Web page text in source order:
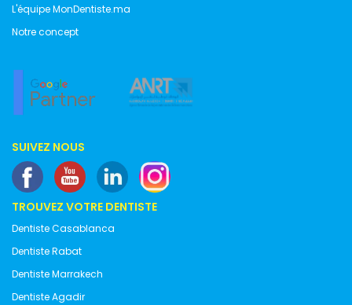
L'équipe MonDentiste.ma
Notre concept
SUIVEZ NOUS
TROUVEZ VOTRE DENTISTE
Dentiste Casablanca
Dentiste Rabat
Dentiste Marrakech
Dentiste Agadir